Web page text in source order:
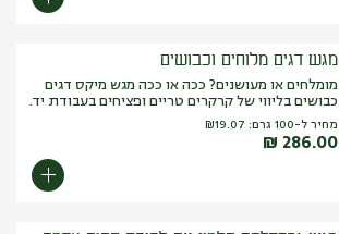
מגש דגים מלוחים וכבושים
מומלחים או מעושנים? ככה או ככה מגש מיקס דגים
כבושים בליווי של קרקרים טריים ופציחים בעבודת יד.
מחיר ל-100 גרם: ₪19.07
₪ 286.00